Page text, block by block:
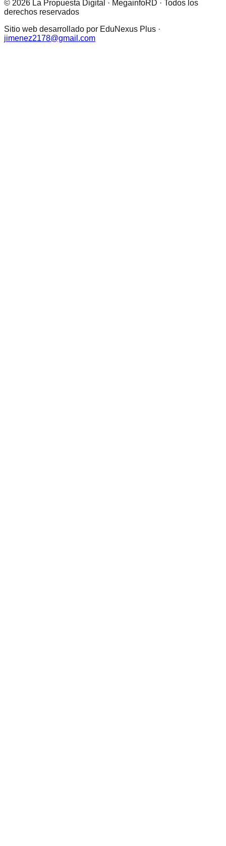
© 2026 La Propuesta Digital · MegainfoRD · Todos los
derechos reservados
Sitio web desarrollado por EduNexus Plus ·
jimenez2178@gmail.com